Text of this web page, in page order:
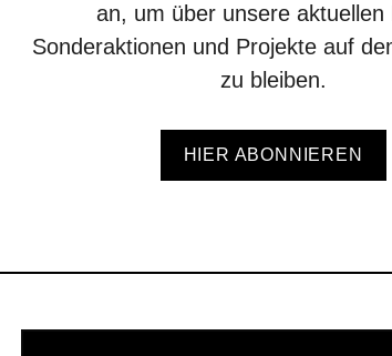
an, um über unsere aktuellen
Sonderaktionen und Projekte auf
zu bleiben.
HIER ABONNIEREN